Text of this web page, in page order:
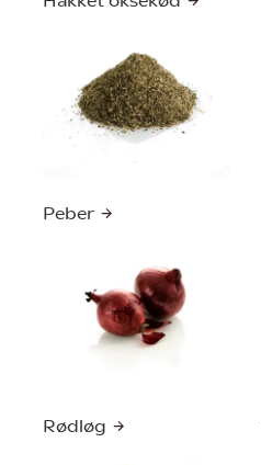
Peber
Rødløg